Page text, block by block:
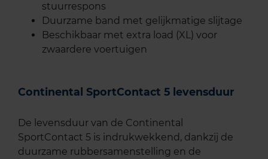
stuurrespons
Duurzame band met gelijkmatige slijtage
Beschikbaar met extra load (XL) voor
zwaardere voertuigen
Continental SportContact 5 levensduur
De levensduur van de Continental
SportContact 5 is indrukwekkend, dankzij de
duurzame rubbersamenstelling en de